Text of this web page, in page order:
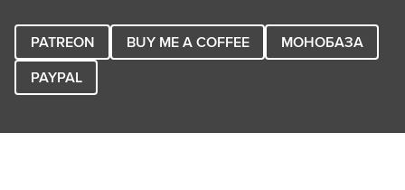
PATREON BUY ME A COFFEE
МОНОБАЗА
PAYPAL